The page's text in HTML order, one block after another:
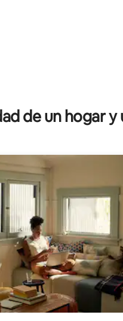
4.93 de 5, 28 reseñas
de un hogar